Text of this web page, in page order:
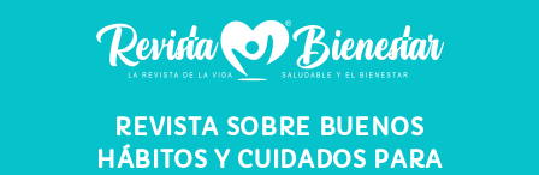
REVISTA SOBRE BUENOS
HÁBITOS Y CUIDADOS PARA